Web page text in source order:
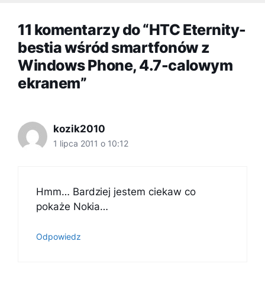
11 komentarzy do “HTC Eternity-
bestia wśród smartfonów z
Windows Phone, 4.7-calowym
ekranem”
kozik2010
1 lipca 2011 o 10:12
Hmm… Bardziej jestem ciekaw co
pokaże Nokia…
Odpowiedz